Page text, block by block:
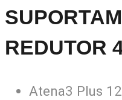
REDUTOR
Atena3 Plus